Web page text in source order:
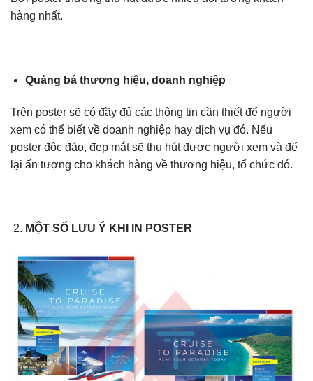
hàng nhất.
Quảng bá thương hiệu, doanh nghiệp
Trên poster sẽ có đầy đủ các thông tin cần thiết để người
xem có thể biết về doanh nghiệp hay dịch vụ đó. Nếu
poster độc đáo, đẹp mắt sẽ thu hút được người xem và để
lại ấn tượng cho khách hàng về thương hiệu, tổ chức đó.
MỘT SỐ LƯU Ý KHI IN POSTER